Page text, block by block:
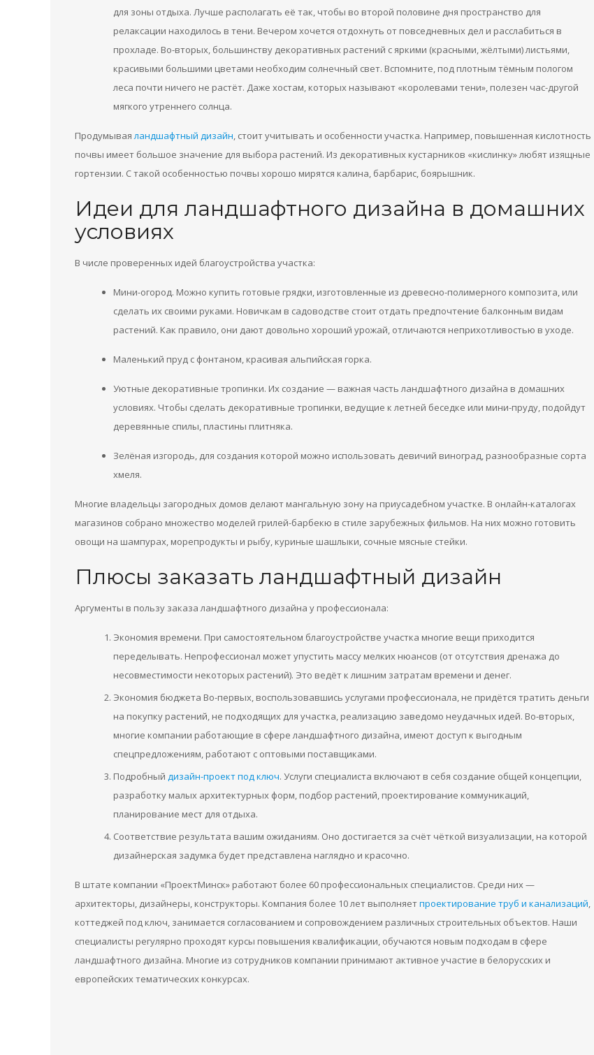
для зоны отдыха. Лучше располагать её так, чтобы во второй половине дня пространство для
релаксации находилось в тени. Вечером хочется отдохнуть от повседневных дел и расслабиться в
прохладе. Во-вторых, большинству декоративных растений с яркими (красными, жёлтыми) листьями,
красивыми большими цветами необходим солнечный свет. Вспомните, под плотным тёмным пологом
леса почти ничего не растёт. Даже хостам, которых называют «королевами тени», полезен час-другой
мягкого утреннего солнца.
Продумываяландшафтный дизайн, стоит учитывать и особенности участка. Например, повышенная кислотность
почвы имеет большое значение для выбора растений. Из декоративных кустарников «кислинку» любят изящные
гортензии. С такой особенностью почвы хорошо мирятся калина, барбарис, боярышник.
Идеи для ландшафтного дизайна в домашних
условиях
В числе проверенных идей благоустройства участка:
Мини-огород. Можно купить готовые грядки, изготовленные из древесно-полимерного композита, или
сделать их своими руками. Новичкам в садоводстве стоит отдать предпочтение балконным видам
растений. Как правило, они дают довольно хороший урожай, отличаются неприхотливостью в уходе.
Маленький пруд с фонтаном, красивая альпийская горка.
Уютные декоративные тропинки. Их создание — важная часть ландшафтного дизайна в домашних
условиях. Чтобы сделать декоративные тропинки, ведущие к летней беседке или мини-пруду, подойдут
деревянные спилы, пластины плитняка.
Зелёная изгородь, для создания которой можно использовать девичий виноград, разнообразные сорта
хмеля.
Многие владельцы загородных домов делают мангальную зону на приусадебном участке. В онлайн-каталогах
магазинов собрано множество моделей грилей-барбекю в стиле зарубежных фильмов. На них можно готовить
овощи на шампурах, морепродукты и рыбу, куриные шашлыки, сочные мясные стейки.
Плюсы заказать ландшафтный дизайн
Аргументы в пользу заказа ландшафтного дизайна у профессионала:
Экономия времени. При самостоятельном благоустройстве участка многие вещи приходится
переделывать. Непрофессионал может упустить массу мелких нюансов (от отсутствия дренажа до
несовместимости некоторых растений). Это ведёт к лишним затратам времени и денег.
Экономия бюджета Во-первых, воспользовавшись услугами профессионала, не придётся тратить деньги
на покупку растений, не подходящих для участка, реализацию заведомо неудачных идей. Во-вторых,
многие компании работающие в сфере ландшафтного дизайна, имеют доступ к выгодным
спецпредложениям, работают с оптовыми поставщиками.
Подробный дизайн-проект под ключ. Услуги специалиста включают в себя создание общей концепции,
разработку малых архитектурных форм, подбор растений, проектирование коммуникаций,
планирование мест для отдыха.
Соответствие результата вашим ожиданиям. Оно достигается за счёт чёткой визуализации, на которой
дизайнерская задумка будет представлена наглядно и красочно.
В штате компании «ПроектМинск» работают более 60 профессиональных специалистов. Среди них —
архитекторы, дизайнеры, конструкторы. Компания более 10 лет выполняетпроектирование труб и канализаций,
коттеджей под ключ, занимается согласованием и сопровождением различных строительных объектов. Наши
специалисты регулярно проходят курсы повышения квалификации, обучаются новым подходам в сфере
ландшафтного дизайна. Многие из сотрудников компании принимают активное участие в белорусских и
европейских тематических конкурсах.